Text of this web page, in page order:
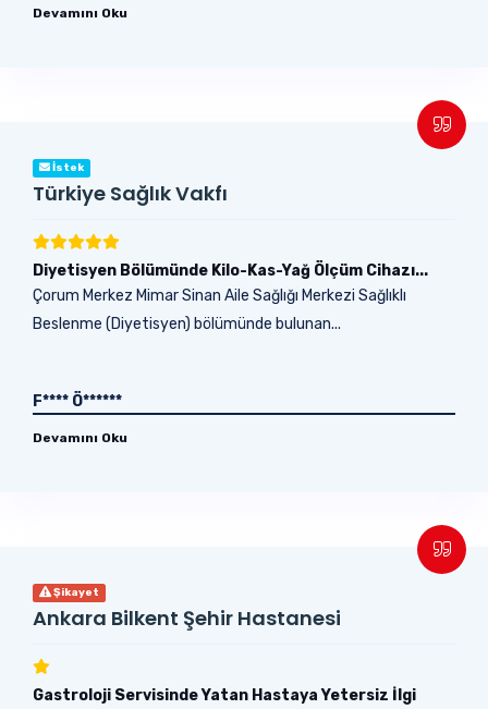
Devamını Oku
İstek
Türkiye Sağlık Vakfı
Diyetisyen Bölümünde Kilo-Kas-Yağ Ölçüm Cihazı...
Çorum Merkez Mimar Sinan Aile Sağlığı Merkezi Sağlıklı
Beslenme (Diyetisyen) bölümünde bulunan...
F**** Ö******
Devamını Oku
Şikayet
Ankara Bilkent Şehir Hastanesi
Gastroloji Servisinde Yatan Hastaya Yetersiz İlgi